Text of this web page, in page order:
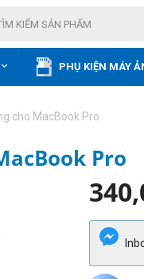
 PHỤ KIỆN MÁY
cho MacBook Pro
Pro